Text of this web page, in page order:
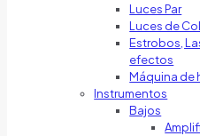
Luces Par
Luces de
Estrobos,
efectos
Máquina de
Instrumentos
Bajos